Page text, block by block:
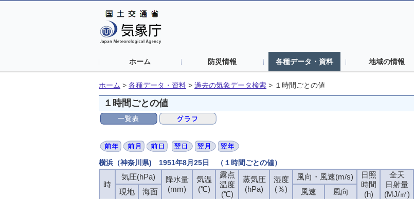
ホーム 防災情報 各種データ・資料 地域の情報
ホーム > 各種データ・資料 > 過去の気象データ検索 > １時間ごとの値
１時間ごとの値
横浜（神奈川県) 1951年8月25日 （１時間ごとの値）
時
気圧(hPa)
降水量
(mm)
気温
(℃)
露点
温度
(℃)
蒸気圧
(hPa)
湿度
(％)
風向・風速(m/s)
日照
時間
(h)
全天
日射量
(MJ/㎡)
現地 海面 風速 風向